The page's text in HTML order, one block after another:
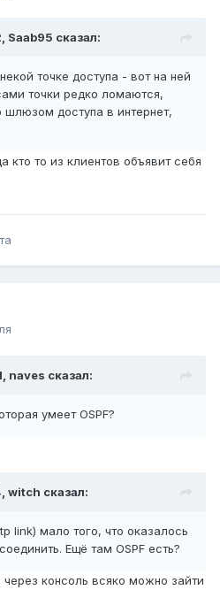
Saab95 сказал:
точке доступа - вот на ней
точки редко ломаются,
доступа в интернет,
кто то из клиентов объявит себя
naves сказал:
умеет OSPF?
witch сказал:
link) мало того, что оказалось
Ещё там OSPF есть?
консоль всяко можно зайти